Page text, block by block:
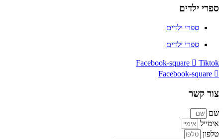
ספרי ילדים
ספרי ילדים
ספרי ילדים
Facebook-square
Tiktok
Facebook-square
צור קשר
שם
אימייל
טלפון